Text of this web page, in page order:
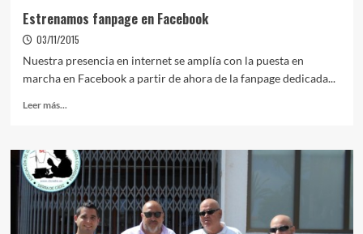
Estrenamos fanpage en Facebook
03/11/2015
Nuestra presencia en internet se amplía con la puesta en
marcha en Facebook a partir de ahora de la fanpage dedicada...
Leer más...